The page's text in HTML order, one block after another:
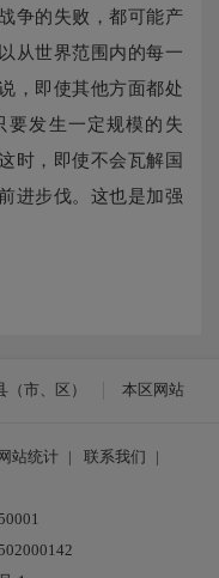
争的失败，都可能产
从世界范围内的每一
，即使其他方面都处
要发生一定规模的失
时，即使不会瓦解国
进步伐。这也是加强
（市、区） 本区网站
网站统计 | 联系我们
|